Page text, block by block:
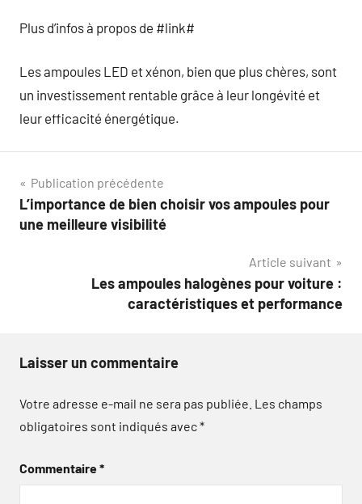
Plus d’infos à propos de #link#
Les ampoules LED et xénon, bien que plus chères, sont
un investissement rentable grâce à leur longévité et
leur efficacité énergétique.
Navigation
de
Publication précédente
L’importance de bien choisir vos ampoules pour
une meilleure visibilité
Article suivant
Les ampoules halogènes pour voiture :
caractéristiques et performance
Laisser un commentaire
Votre adresse e-mail ne sera pas publiée. Les champs
obligatoires sont indiqués avec*
Commentaire*